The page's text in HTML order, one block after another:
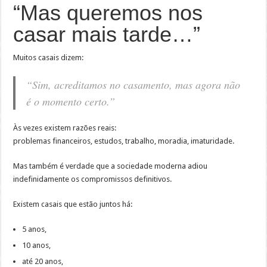
“Mas queremos nos
casar mais tarde…”
Muitos casais dizem:
“Sim, acreditamos no casamento, mas agora não
é o momento certo.”
Às vezes existem razões reais:
problemas financeiros, estudos, trabalho, moradia, imaturidade.
Mas também é verdade que a sociedade moderna adiou
indefinidamente os compromissos definitivos.
Existem casais que estão juntos há:
5 anos,
10 anos,
até 20 anos,